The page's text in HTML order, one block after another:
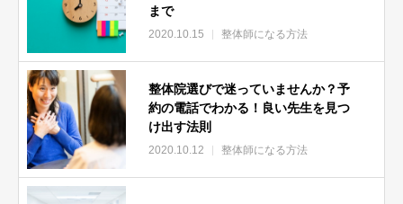
２．整体師になるための注意点
【整体師】こんな整体師には要注！！
準備中
【整体師になるには】やってはいけない３つの事
準備中
【整体師になるには】現役整体師が告白「整体師になるデメリ
ットとメリット」
準備中
まで
2020.10.15 整体師になる方法
整体院選びで迷っていませんか？予
約の電話でわかる！良い先生を見つ
け出す法則
2020.10.12 整体師になる方法